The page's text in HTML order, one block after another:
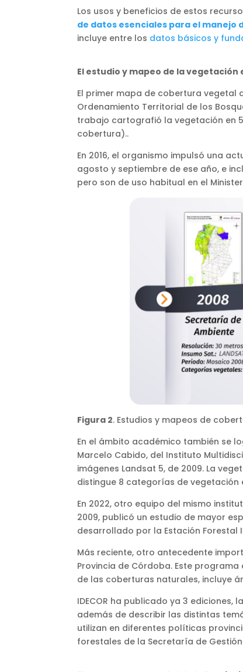
Los usos y beneficios de estos
de datos esenciales para el manejo
incluye entre los datos básicos y
El estudio y mapeo de la vegetación
El primer mapa de cobertura vegetal
Ordenamiento Territorial de los
trabajo cartografió la vegetación en
cobertura)..
En 2016, el organismo impulsó una
agosto y septiembre de ese año, e
pero son de uso habitual en el
Figura 2. Estudios y mapeos de
En el ámbito académico también se
Marcelo Cabido, del Instituto
imágenes Landsat 5, de 2009. La
distingue 8 categorías de vegetación
En 2022, otro equipo del mismo
2009, publicó un estudio de mayor
desarrollado por la Estación Forestal
Más reciente, otro antecedente
Provincia de Córdoba. Este
de las coberturas naturales, incluye
IDECOR ha publicado ya 3 ediciones,
además de describir las distintas
utilizan en diferentes políticas
forestales de la Secretaría de